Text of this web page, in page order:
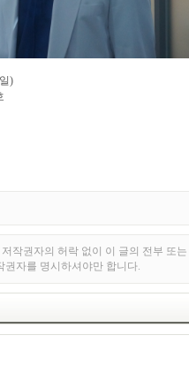
)
작권자의 허락 없이 이 글의 전부 또
권자를 명시하셔야만 합니다.